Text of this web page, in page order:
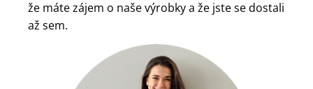
že máte zájem o naše výrobky a že jste se dostali
až sem.